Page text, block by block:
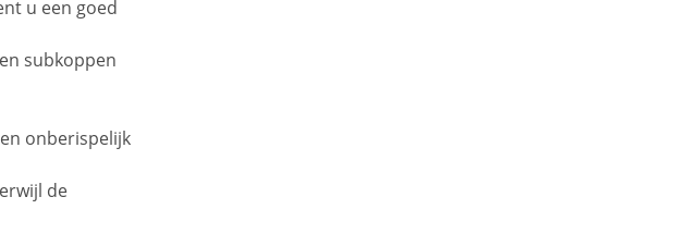
u een goed
subkoppen
onberispelijk
de